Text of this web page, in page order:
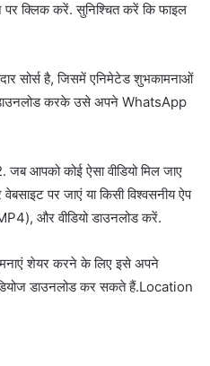
क्लिक करें. सुनिश्चित करें कि फाइल
सोर्स है, जिसमें एनिमेटेड शुभकामनाओं
करके उसे अपने WhatsApp
आपको कोई ऐसा वीडियो मिल जाए
पर जाएं या किसी विश्वसनीय ऐप
और वीडियो डाउनलोड करें.
शेयर करने के लिए इसे अपने
डाउनलोड कर सकते हैं.Location